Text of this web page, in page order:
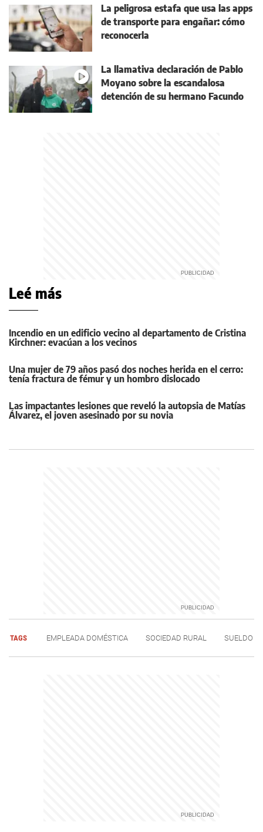
La peligrosa estafa que usa las apps
de transporte para engañar: cómo
reconocerla
La llamativa declaración de Pablo
Moyano sobre la escandalosa
detención de su hermano Facundo
Leé más
Incendio en un edificio vecino al departamento de Cristina
Kirchner: evacúan a los vecinos
Una mujer de 79 años pasó dos noches herida en el cerro:
tenía fractura de fémur y un hombro dislocado
Las impactantes lesiones que reveló la autopsia de Matías
Álvarez, el joven asesinado por su novia
TAGS EMPLEADA DOMÉSTICA SOCIEDAD RURAL SUELDO